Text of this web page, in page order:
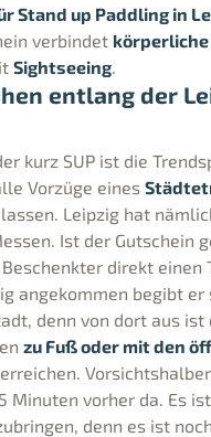
Stand up Paddling in
verbindet körperliche
Sightseeing.
entlang der
kurz SUP ist die
Vorzüge eines
Leipzig hat
Ist der Gutschein
direkt einen
angekommen begibt er
denn von dort aus ist
zu Fuß oder mit den
Minuten vorher da. Es
denn es ist